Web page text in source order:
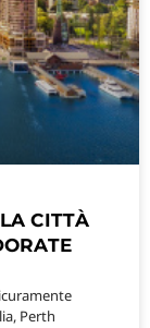
CITTÀ
Perth